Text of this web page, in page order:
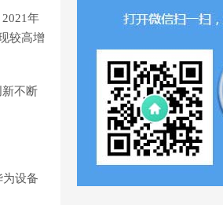
年
较高增
不断
为设备